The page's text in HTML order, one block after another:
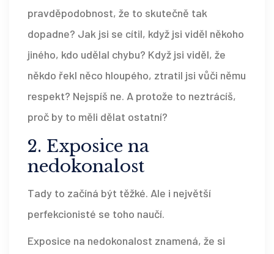
pravděpodobnost, že to skutečně tak
dopadne? Jak jsi se cítil, když jsi viděl někoho
jiného, kdo udělal chybu? Když jsi viděl, že
někdo řekl něco hloupého, ztratil jsi vůči němu
respekt? Nejspíš ne. A protože to neztrácíš,
proč by to měli dělat ostatní?
2. Exposice na
nedokonalost
Tady to začíná být těžké. Ale i největší
perfekcionisté se toho naučí.
Exposice na nedokonalost znamená, že si